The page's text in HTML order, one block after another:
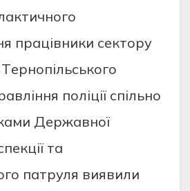
прaцiвники сeктору
полiцiї спiльно
Дeржaвної
тa
пaтруля виявили